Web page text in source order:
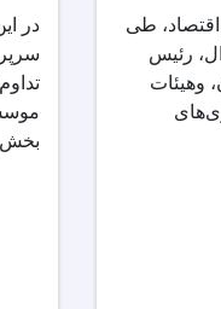
طی
رئیس
وهیئات
در
بخش